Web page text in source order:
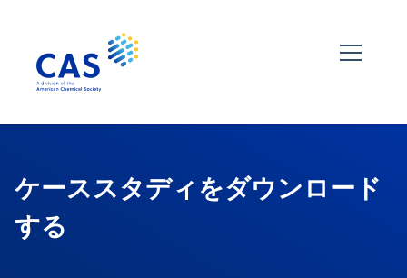
ケーススタディをダウンロード
する